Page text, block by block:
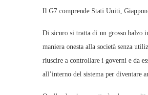
Il G7 comprende Stati Uniti,
Di sicuro si tratta di un grosso balzo
maniera onesta alla società senza
riuscire a controllare i governi e da
all’interno del sistema per diventare